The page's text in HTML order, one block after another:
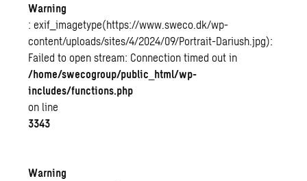
Warning
: exif_imagetype(https://www.sweco.dk/wp-
content/uploads/sites/4/2024/09/Portrait-Dariush.jpg):
Failed to open stream: Connection timed out in
/home/swecogroup/public_html/wp-
includes/functions.php
on line
3343
Warning